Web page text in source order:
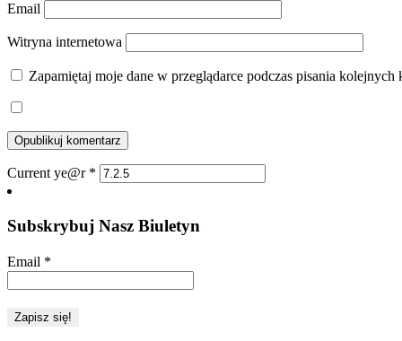
Email
Witryna internetowa
Zapamiętaj moje dane w przeglądarce podczas pisania kolejnych
Current ye@r *
Subskrybuj Nasz Biuletyn
Email *